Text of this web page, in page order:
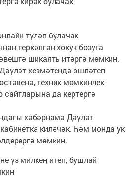
түләп булачак
теркәлгән хокук бозуга
шикаять итәргә мөмкин.
хезмәтендә эшләтеп
техник мөмкинлек
сайтларына да кертергә
хәбәрнамә Дәүләт
киләчәк. Һәм монда ук
мөмкин.
үз милкең итеп, бушлай